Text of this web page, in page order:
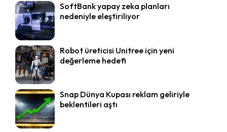
SoftBank yapay zeka planları
nedeniyle eleştiriliyor
Robot üreticisi Unitree için yeni
değerleme hedefi
Snap Dünya Kupası reklam geliriyle
beklentileri aştı